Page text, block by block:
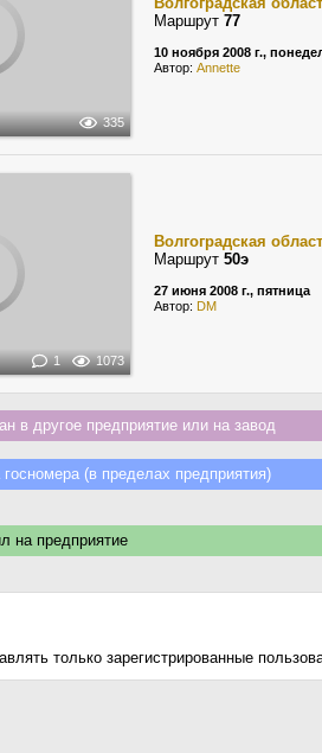
335
Маршрут 77
10 ноября 2008 г.,
Автор: Annette
1 1073
Волгоградская
Маршрут 50э
27 июня 2008 г., пятница
Автор: DM
в другое предприятие или на завод
(в пределах предприятия)
на предприятие
только зарегистрированные